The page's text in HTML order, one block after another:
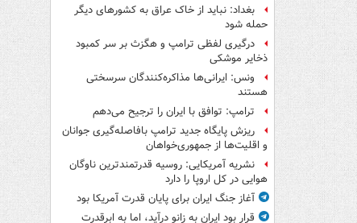
بغداد: نباید از خاک عراق به کشورهای دیگر
حمله شود
درگیری لفظی ترامپ و هگزث بر سر کمبود
ذخایر موشکی
ونس: ایرانی‌ها مذاکره‌کنندگان سرسختی
هستند
ترامپ: توافق با ایران را ترجیح می‌دهم
ریزش پایگاه جدید ترامپ بافاصله‌گیری جوانان
و اقلیت‌ها از جمهوری‌خواهان
نشریه آمریکایی: روسیه قدرتمندترین ناوگان
هوایی در کل اروپا را دارد
آغاز جنگ ایران برای پایان قدرت آمریکا بود
قرار بود ایران به زانو درآید، اما به ابرقدرت